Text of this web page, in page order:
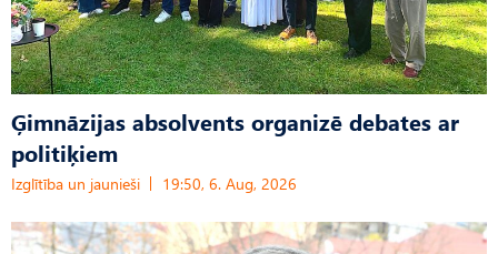
Ģimnāzijas absolvents organizē debates ar
politiķiem
Izglītība un jaunieši 19:50, 6. Aug, 2026